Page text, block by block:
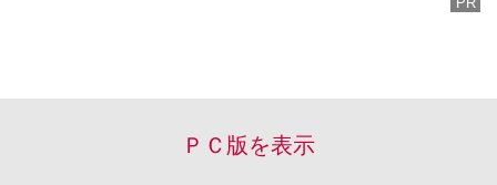
ＰＣ版を表示